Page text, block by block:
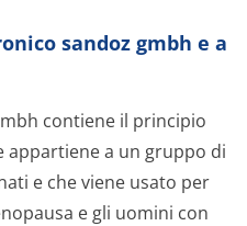
sandoz gmbh e a
contiene il principio
appartiene a un gruppo di
e che viene usato per
e gli uomini con